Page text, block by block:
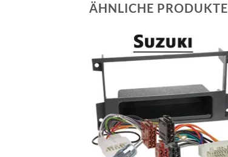
ÄHNLICHE PRODUKTE